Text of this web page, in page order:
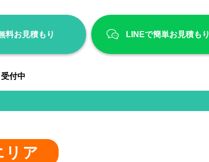
料お見積もり LINEで簡単お見積もり
付中
リア